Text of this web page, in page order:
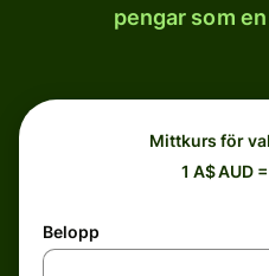
pengar som
Mittkurs för
1 A$ AUD
Belopp